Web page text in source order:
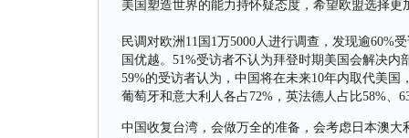
美国塑造世界的能力持怀疑态度，希望欧盟选择更
民调对欧洲11国1万5000人进行调查，发现逾60%
国优越。51%受访者不认为拜登时期美国会解决
59%的受访者认为，中国将在未来10年内取代美
葡萄牙和意大利人各占72%，英法德人占比58%、
中国收复台湾，会做万全的准备，会考虑日本澳